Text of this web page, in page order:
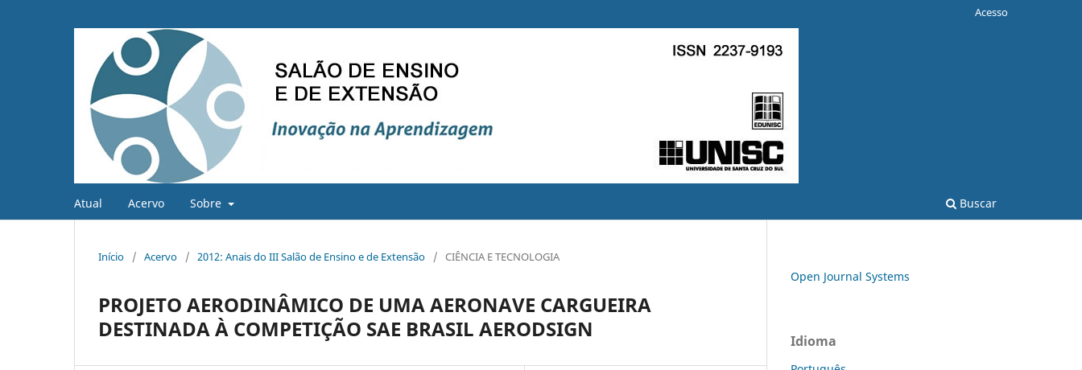
Atual Acervo Sobre Buscar
Acesso
Início / Acervo / 2012: Anais do III Salão de Ensino e de Extensão / CIÊNCIA E TECNOLOGIA
PROJETO AERODINÂMICO DE UMA AERONAVE CARGUEIRA
DESTINADA À COMPETIÇÃO SAE BRASIL AERODSIGN
Open Journal Systems
Idioma